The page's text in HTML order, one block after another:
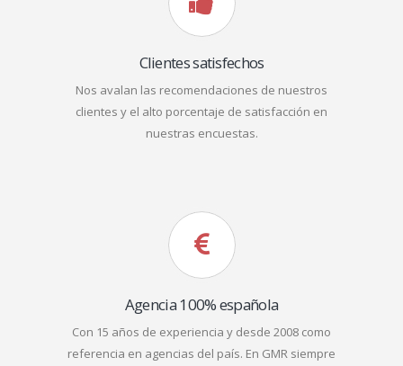
Clientes satisfechos
Nos avalan las recomendaciones de nuestros
clientes y el alto porcentaje de satisfacción en
nuestras encuestas.
Agencia 100% española
Con 15 años de experiencia y desde 2008 como
referencia en agencias del país. En GMR siempre